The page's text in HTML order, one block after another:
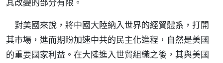
對美國來說，將中國大陸納入世界的經貿體系，打開
其市場，進而期盼加速中共的民主化進程，自然是美國
的重要國家利益。在大陸進入世貿組織之後，其與美國